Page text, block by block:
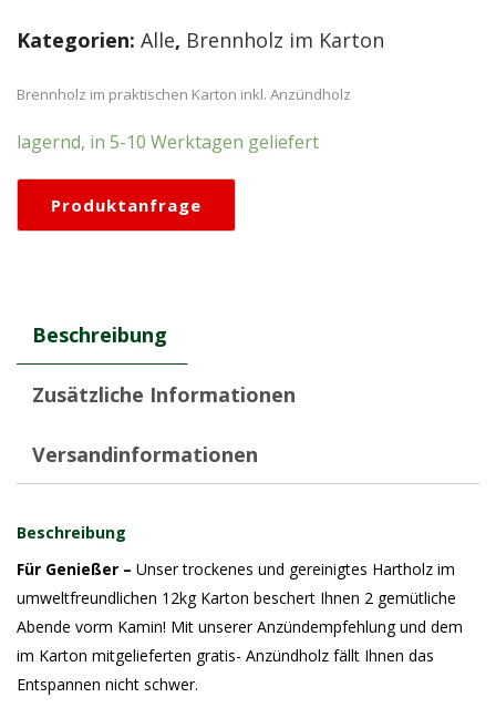
Kategorien: Alle, Brennholz im Karton
Brennholz im praktischen Karton inkl. Anzündholz
lagernd, in 5-10 Werktagen geliefert
Beschreibung
Zusätzliche Informationen
Versandinformationen
Beschreibung
Für Genießer – Unser trockenes und gereinigtes Hartholz im
umweltfreundlichen 12kg Karton beschert Ihnen 2 gemütliche
Abende vorm Kamin! Mit unserer Anzündempfehlung und dem
im Karton mitgelieferten gratis- Anzündholz fällt Ihnen das
Entspannen nicht schwer.